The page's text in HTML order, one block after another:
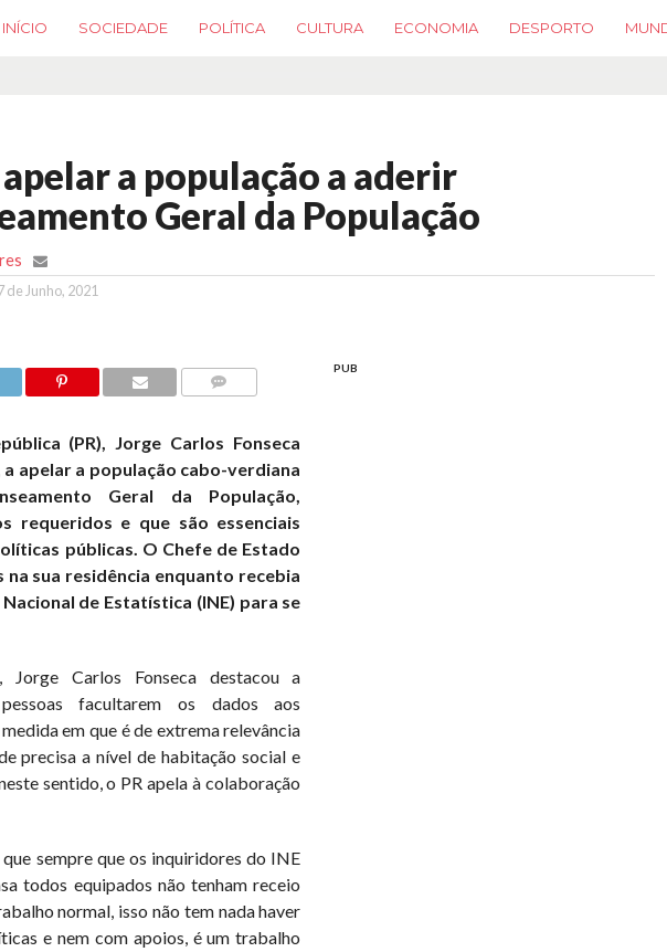
INÍCIO SOCIEDADE POLÍTICA CULTURA ECONOMIA DESPORTO
a população a aderir
Geral da População
de Junho, 2021
(PR), Jorge Carlos Fonseca
a apelar a população cabo-verdiana
Geral da População,
requeridos e que são essenciais
públicas. O Chefe de Estado
sua residência enquanto recebia
de Estatística (INE) para se
Jorge Carlos Fonseca destacou a
facultarem os dados aos
em que é de extrema relevância
precisa a nível de habitação social e
sentido, o PR apela à colaboração
que sempre que os inquiridores do INE
todos equipados não tenham receio
normal, isso não tem nada haver
e nem com apoios, é um trabalho
PUB